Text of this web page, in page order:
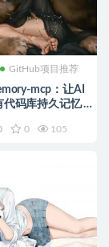
GitHub项目推荐
mcp：让AI
代码库持久记忆 |
0 105